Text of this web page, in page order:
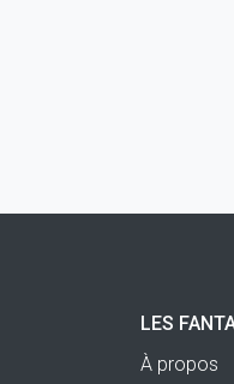
LES
À propos